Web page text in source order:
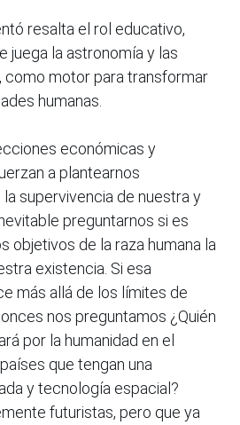
resalta el rol educativo,
juega la astronomía y las
como motor para transformar
humanas.
económicas y
a plantearnos
supervivencia de nuestra y
preguntarnos si es
objetivos de la raza humana la
existencia. Si esa
más allá de los límites de
nos preguntamos ¿Quién
por la humanidad en el
que tengan una
y tecnología espacial?
futuristas, pero que ya